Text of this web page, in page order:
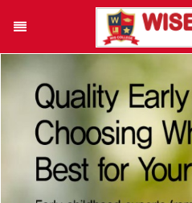
Category
Login